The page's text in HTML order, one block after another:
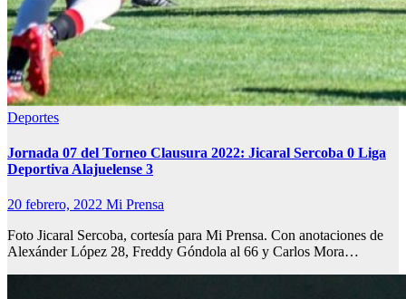
Deportes
Jornada 07 del Torneo Clausura 2022: Jicaral Sercoba 0 Liga
Deportiva Alajuelense 3
20 febrero, 2022 Mi Prensa
Foto Jicaral Sercoba, cortesía para Mi Prensa. Con anotaciones de
Alexánder López 28, Freddy Góndola al 66 y Carlos Mora…